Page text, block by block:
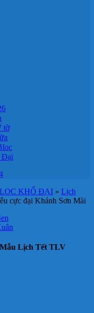
tờ
Đại
KHỔ ĐẠI » Lịch
cực đại Khánh Sơn Mài